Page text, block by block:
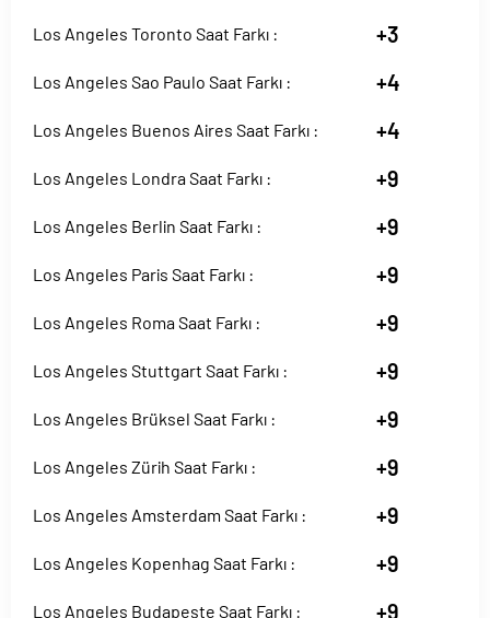
Los Angeles Toronto Saat Farkı : +3
Los Angeles Sao Paulo Saat Farkı : +4
Los Angeles Buenos Aires Saat Farkı : +4
Los Angeles Londra Saat Farkı : +9
Los Angeles Berlin Saat Farkı : +9
Los Angeles Paris Saat Farkı : +9
Los Angeles Roma Saat Farkı : +9
Los Angeles Stuttgart Saat Farkı : +9
Los Angeles Brüksel Saat Farkı : +9
Los Angeles Zürih Saat Farkı : +9
Los Angeles Amsterdam Saat Farkı : +9
Los Angeles Kopenhag Saat Farkı : +9
Los Angeles Budapeşte Saat Farkı : +9